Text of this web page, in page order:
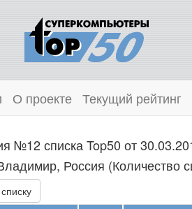
О проекте Текущий рейтинг
№12 списка Top50 от
Россия (Количество